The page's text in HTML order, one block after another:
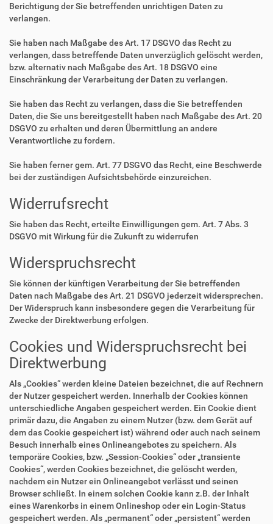
Berichtigung der Sie betreffenden unrichtigen Daten zu
verlangen.
Sie haben nach Maßgabe des Art. 17 DSGVO das Recht zu
verlangen, dass betreffende Daten unverzüglich gelöscht werden,
bzw. alternativ nach Maßgabe des Art. 18 DSGVO eine
Einschränkung der Verarbeitung der Daten zu verlangen.
Sie haben das Recht zu verlangen, dass die Sie betreffenden
Daten, die Sie uns bereitgestellt haben nach Maßgabe des Art. 20
DSGVO zu erhalten und deren Übermittlung an andere
Verantwortliche zu fordern.
Sie haben ferner gem. Art. 77 DSGVO das Recht, eine Beschwerde
bei der zuständigen Aufsichtsbehörde einzureichen.
Widerrufsrecht
Sie haben das Recht, erteilte Einwilligungen gem. Art. 7 Abs. 3
DSGVO mit Wirkung für die Zukunft zu widerrufen
Widerspruchsrecht
Sie können der künftigen Verarbeitung der Sie betreffenden
Daten nach Maßgabe des Art. 21 DSGVO jederzeit widersprechen.
Der Widerspruch kann insbesondere gegen die Verarbeitung für
Zwecke der Direktwerbung erfolgen.
Cookies und Widerspruchsrecht bei
Direktwerbung
Als „Cookies“ werden kleine Dateien bezeichnet, die auf Rechnern
der Nutzer gespeichert werden. Innerhalb der Cookies können
unterschiedliche Angaben gespeichert werden. Ein Cookie dient
primär dazu, die Angaben zu einem Nutzer (bzw. dem Gerät auf
dem das Cookie gespeichert ist) während oder auch nach seinem
Besuch innerhalb eines Onlineangebotes zu speichern. Als
temporäre Cookies, bzw. „Session-Cookies“ oder „transiente
Cookies“, werden Cookies bezeichnet, die gelöscht werden,
nachdem ein Nutzer ein Onlineangebot verlässt und seinen
Browser schließt. In einem solchen Cookie kann z.B. der Inhalt
eines Warenkorbs in einem Onlineshop oder ein Login-Status
gespeichert werden. Als „permanent“ oder „persistent“ werden